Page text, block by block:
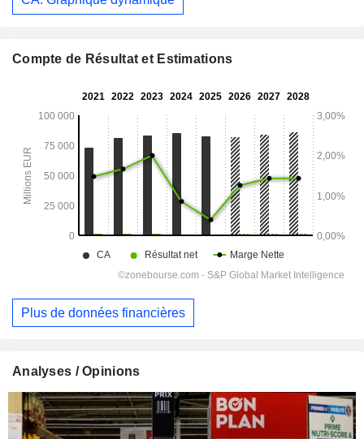
Compte de Résultat et Estimations
Plus de données financières
Analyses / Opinions